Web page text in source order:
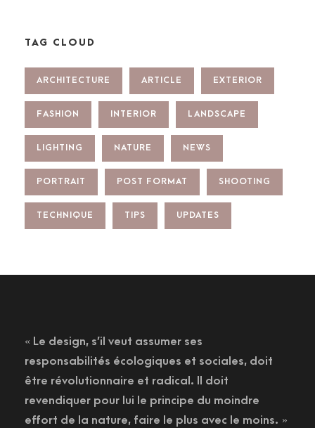
TAG CLOUD
ARCHITECTURE ARTICLE EXTERIOR
FASHION INTERIOR LANDSCAPE
LIGHTING NATURE NEWS
PORTRAIT POST FORMAT SHOOTING
TECHNIQUE TIPS UPDATES
« Le design, s’il veut assumer ses
responsabilités écologiques et sociales, doit
être révolutionnaire et radical. Il doit
revendiquer pour lui le principe du moindre
effort de la nature, faire le plus avec le moins. »